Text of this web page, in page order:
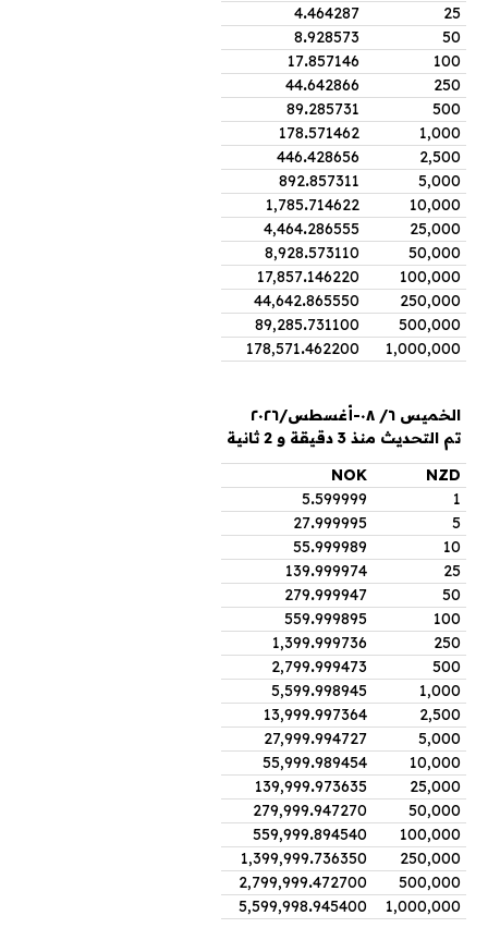
25
4.464287
50
8.928573
100
17.857146
250
44.642866
500
89.285731
1,000
178.571462
2,500
446.428656
5,000
892.857311
10,000
1,785.714622
25,000
4,464.286555
50,000
8,928.573110
100,000
17,857.146220
250,000
44,642.865550
500,000
89,285.731100
1,000,000
178,571.462200
الخميس ٦/ ٠٨-أغسطس/٢٠٢٦
تم التحديث منذ 3 دقيقة و 2 ثانية
NZD
NOK
1
5.599999
5
27.999995
10
55.999989
25
139.999974
50
279.999947
100
559.999895
250
1,399.999736
500
2,799.999473
1,000
5,599.998945
2,500
13,999.997364
5,000
27,999.994727
10,000
55,999.989454
25,000
139,999.973635
50,000
279,999.947270
100,000
559,999.894540
250,000
1,399,999.736350
500,000
2,799,999.472700
1,000,000
5,599,998.945400